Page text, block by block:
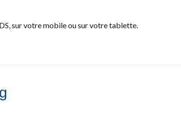
sur votre mobile ou sur votre tablette.